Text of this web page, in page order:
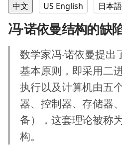
中文 US English 日本語
冯·诺依曼结构的缺
数学家冯·诺依曼提出
基本原则，即采用二
执行以及计算机由五
器、控制器、存储器
备），这套理论被称
构。